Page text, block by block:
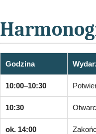
Godzina
10:00–10:30
10:30
ok. 14:00